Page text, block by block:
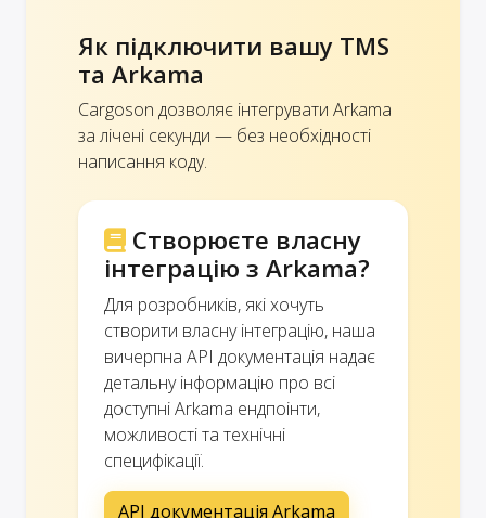
Як підключити вашу TMS
та Arkama
Cargoson дозволяє інтегрувати Arkama
за лічені секунди — без необхідності
написання коду.
Створюєте власну
інтеграцію з Arkama?
Для розробників, які хочуть
створити власну інтеграцію, наша
вичерпна API документація надає
детальну інформацію про всі
доступні Arkama ендпоінти,
можливості та технічні
специфікації.
API документація Arkama